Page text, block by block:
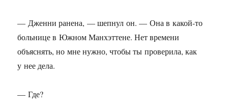
— Дженни ранена, — шепнул он. — Она в какой-то
больнице в Южном Манхэттене. Нет времени
объяснять, но мне нужно, чтобы ты проверила, как
у нее дела.
— Где?